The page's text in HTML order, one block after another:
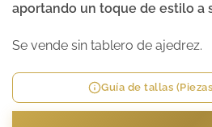
aportando un toque de estilo a
Se vende sin tablero de ajedrez.
Guía de tallas